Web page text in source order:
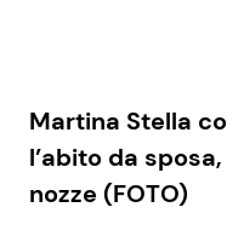
Martina Stella
l’abito da
nozze (FOTO)